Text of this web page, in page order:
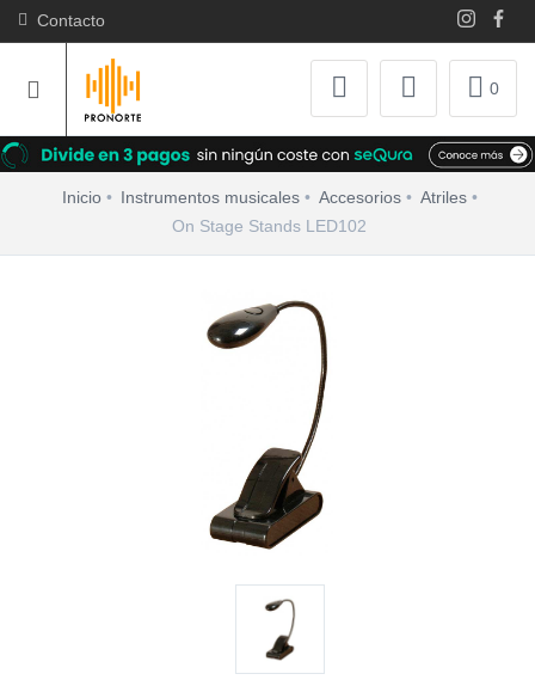
Contacto
0
Inicio Instrumentos musicales Accesorios
Atriles
On Stage Stands LED102